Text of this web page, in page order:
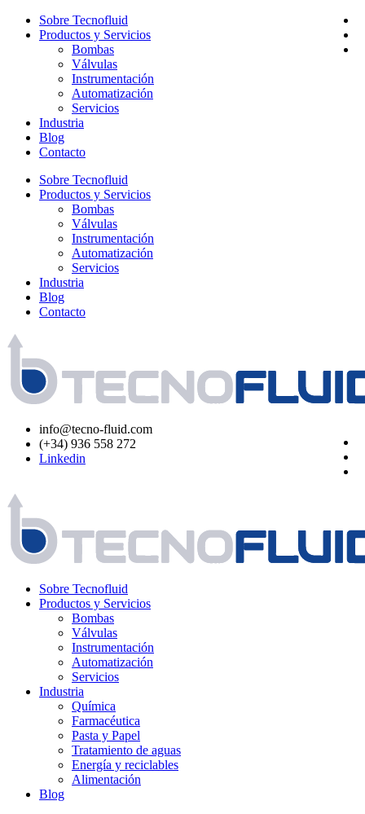
Sobre Tecnofluid
Productos y Servicios
Bombas
Válvulas
Instrumentación
Automatización
Servicios
Industria
Blog
Contacto
Sobre Tecnofluid
Productos y Servicios
Bombas
Válvulas
Instrumentación
Automatización
Servicios
Industria
Blog
Contacto
info@tecno-fluid.com
(+34) 936 558 272
Linkedin
Sobre Tecnofluid
Productos y Servicios
Bombas
Válvulas
Instrumentación
Automatización
Servicios
Industria
Química
Farmacéutica
Pasta y Papel
Tratamiento de aguas
Energía y reciclables
Alimentación
Blog